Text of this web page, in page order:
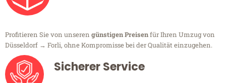
Profitieren Sie von unseren günstigen Preisenfür Ihren Umzug von
Düsseldorf → Forli, ohne Kompromisse bei der Qualität einzugehen.
Sicherer Service